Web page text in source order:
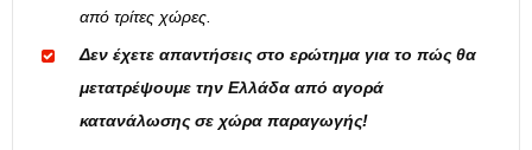
από τρίτες χώρες.
Δεν έχετε απαντήσεις στο ερώτημα για το πώς θα
μετατρέψουμε την Ελλάδα από αγορά
κατανάλωσης σε χώρα παραγωγής!